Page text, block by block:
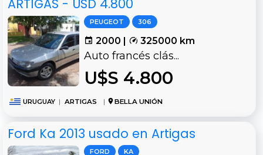
ARTIGAS - USD 4.800
PEUGEOT 306
2000 | 325000 km
Auto francés clás...
U$S 4.800
URUGUAY | ARTIGAS | BELLA UNIÓN
Ford Ka 2013 usado en Artigas
FORD KA